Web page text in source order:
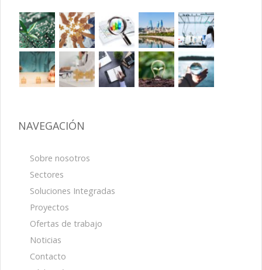
NAVEGACIÓN
Sobre nosotros
Sectores
Soluciones Integradas
Proyectos
Ofertas de trabajo
Noticias
Contacto